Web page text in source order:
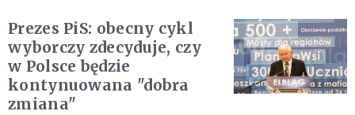
Prezes PiS: obecny cykl
wyborczy zdecyduje, czy
w Polsce będzie
kontynuowana "dobra
zmiana"